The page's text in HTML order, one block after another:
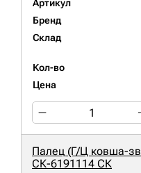
Артикул
Бренд
Склад
Кол-во
Цена
Палец (Г/Ц ковша-
СК-6191114 СК